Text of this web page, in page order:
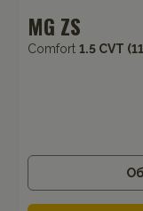
MG ZS
Comfort 1.5 CVT